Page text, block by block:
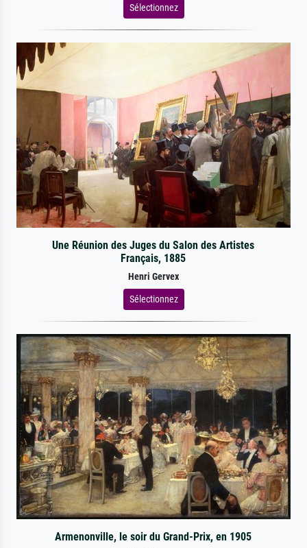
Sélectionnez
Une Réunion des Juges du Salon des Artistes
Français, 1885
Henri Gervex
Sélectionnez
Armenonville, le soir du Grand-Prix, en 1905